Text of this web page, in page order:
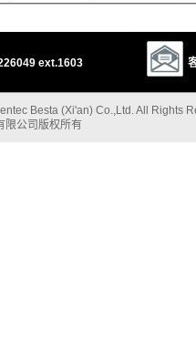
ext.1603
Besta (Xi'an) Co.,Ltd. All Rights
限公司版权所有